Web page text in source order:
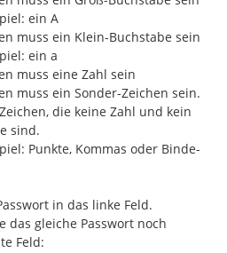
ein A
muss ein Klein-Buchstabe sein
ein a
muss eine Zahl sein
muss ein Sonder-Zeichen sein.
die keine Zahl und kein
sind.
Punkte, Kommas oder Binde-
in das linke Feld.
das gleiche Passwort noch
Feld: